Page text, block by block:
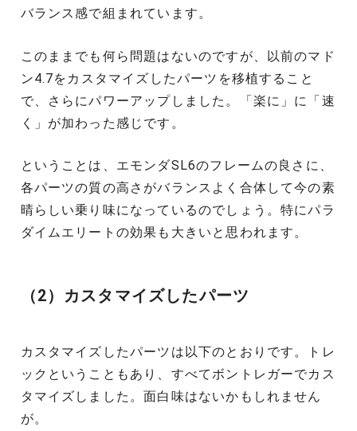
バランス感で組まれています。
このままでも何ら問題はないのですが、以前のマド
ン4.7をカスタマイズしたパーツを移植すること
で、さらにパワーアップしました。「楽に」に「速
く」が加わった感じです。
ということは、エモンダSL6のフレームの良さに、
各パーツの質の高さがバランスよく合体して今の素
晴らしい乗り味になっているのでしょう。特にパラ
ダイムエリートの効果も大きいと思われます。
（2）カスタマイズしたパーツ
カスタマイズしたパーツは以下のとおりです。トレ
ックということもあり、すべてボントレガーでカス
タマイズしました。面白味はないかもしれません
が。